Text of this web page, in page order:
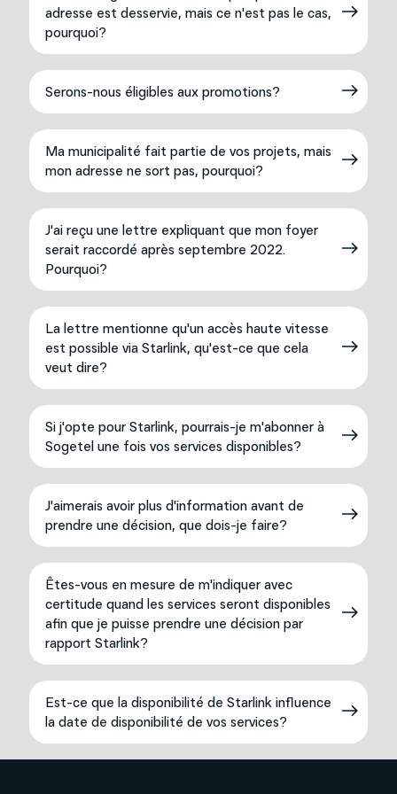
adresse est desservie, mais ce n'est pas le cas,
pourquoi?
Serons-nous éligibles aux promotions?
Ma municipalité fait partie de vos projets, mais
mon adresse ne sort pas, pourquoi?
J'ai reçu une lettre expliquant que mon foyer
serait raccordé après septembre 2022.
Pourquoi?
La lettre mentionne qu'un accès haute vitesse
est possible via Starlink, qu'est-ce que cela
veut dire?
Si j'opte pour Starlink, pourrais-je m'abonner à
Sogetel une fois vos services disponibles?
J'aimerais avoir plus d'information avant de
prendre une décision, que dois-je faire?
Êtes-vous en mesure de m'indiquer avec
certitude quand les services seront disponibles
afin que je puisse prendre une décision par
rapport Starlink?
Est-ce que la disponibilité de Starlink influence
la date de disponibilité de vos services?